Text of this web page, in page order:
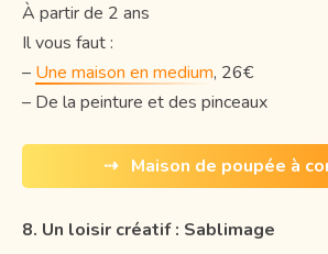
À partir de 2 ans
Il vous faut :
– Une maison en medium, 26€
– De la peinture et des pinceaux
⇢ Maison de poupée à
8. Un loisir créatif : Sablimage